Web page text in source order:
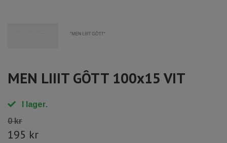
MEN LIIIT GÔTT 100x15 VIT
I lager.
0 kr
195 kr